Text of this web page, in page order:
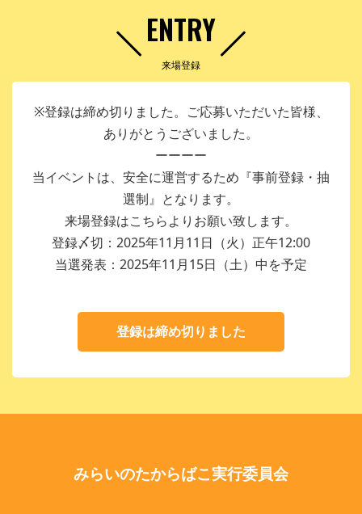
ENTRY
来場登録
※登録は締め切りました。ご応募いただいた皆様、
ありがとうございました。
ーーーー
当イベントは、安全に運営するため『事前登録・抽
選制』となります。
来場登録はこちらよりお願い致します。
登録〆切：2025年11月11日（火）正午12:00
当選発表：2025年11月15日（土）中を予定
登録は締め切りました
みらいのたからばこ実行委員会